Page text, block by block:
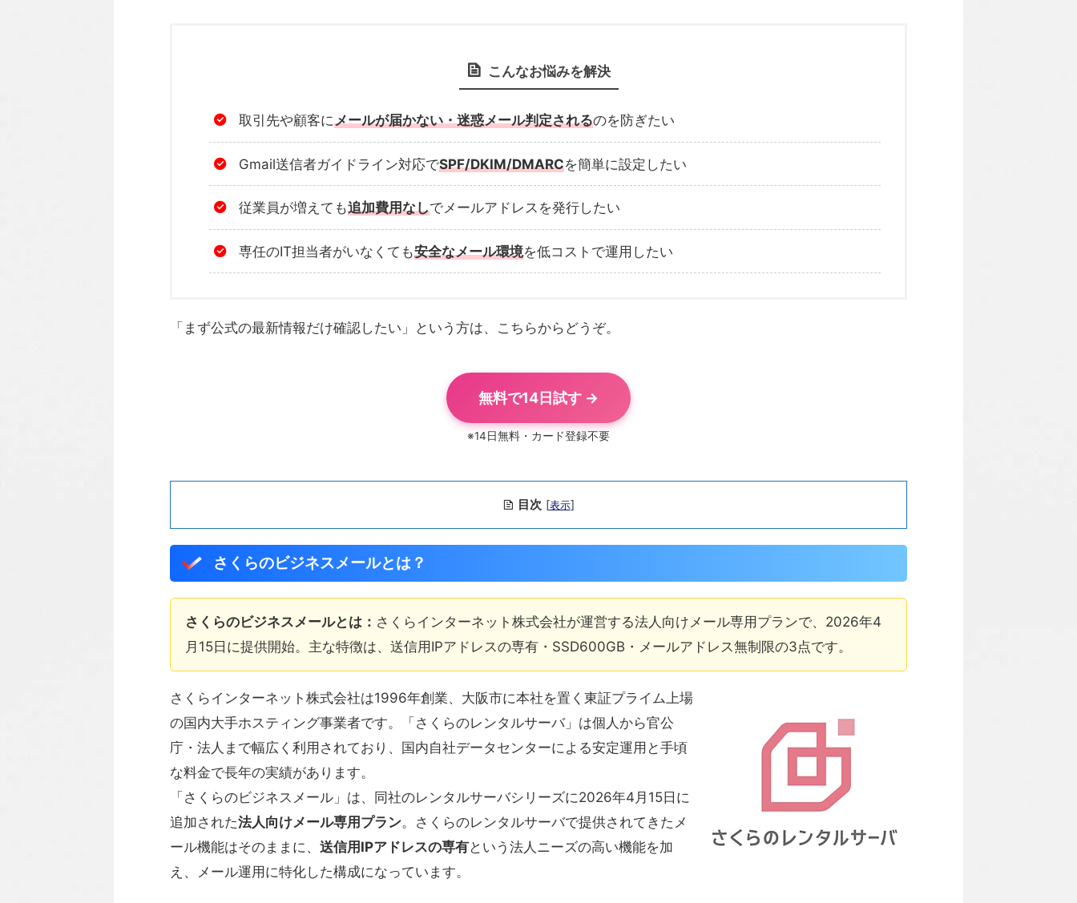
こんなお悩みを解決
取引先や顧客にメールが届かない・迷惑メール判定されるのを防ぎたい
Gmail送信者ガイドライン対応でSPF/DKIM/DMARCを簡単に設定したい
従業員が増えても追加費用なしでメールアドレスを発行したい
専任のIT担当者がいなくても安全なメール環境を低コストで運用したい
「まず公式の最新情報だけ確認したい」という方は、こちらからどうぞ。
無料で14日試す →
※14日無料・カード登録不要
目次 [表示]
さくらのビジネスメールとは？
さくらのビジネスメールとは： さくらインターネット株式会社が運営する法人向けメール専用プランで、2026年4
月15日に提供開始。主な特徴は、送信用IPアドレスの専有・SSD600GB・メールアドレス無制限の3点です。
さくらインターネット株式会社は1996年創業、大阪市に本社を置く東証プライム上場
の国内大手ホスティング事業者です。「さくらのレンタルサーバ」は個人から官公
庁・法人まで幅広く利用されており、国内自社データセンターによる安定運用と手頃
な料金で長年の実績があります。
「さくらのビジネスメール」は、同社のレンタルサーバシリーズに2026年4月15日に
追加された法人向けメール専用プラン。さくらのレンタルサーバで提供されてきたメ
ール機能はそのままに、 送信用IPアドレスの専有という法人ニーズの高い機能を加
え、メール運用に特化した構成になっています。